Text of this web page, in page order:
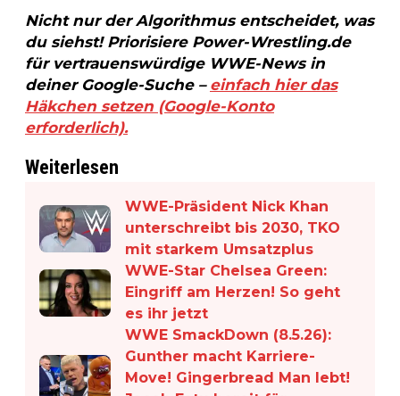
Nicht nur der Algorithmus entscheidet, was
du siehst! Priorisiere Power-Wrestling.de
für vertrauenswürdige WWE-News in
deiner Google-Suche – einfach hier das
Häkchen setzen (Google-Konto
erforderlich).
Weiterlesen
WWE-Präsident Nick Khan
unterschreibt bis 2030, TKO
mit starkem Umsatzplus
WWE-Star Chelsea Green:
Eingriff am Herzen! So geht
es ihr jetzt
WWE SmackDown (8.5.26):
Gunther macht Karriere-
Move! Gingerbread Man lebt!